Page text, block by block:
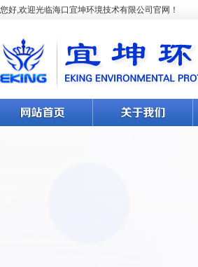
您好,欢迎光临海口宜坤环境技术有限公司官网！